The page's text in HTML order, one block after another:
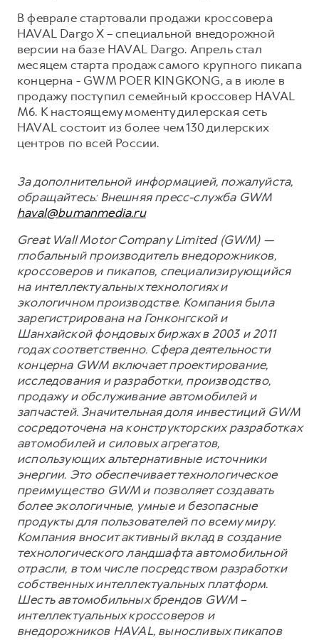
В феврале стартовали продажи кроссовера
HAVAL Dargo X – специальной внедорожной
версии на базе HAVAL Dargo. Апрель стал
месяцем старта продаж самого крупного пикапа
концерна - GWM POER KINGKONG, а в июле в
продажу поступил семейный кроссовер HAVAL
M6. К настоящему моменту дилерская сеть
HAVAL состоит из более чем 130 дилерских
центров по всей России.
За дополнительной информацией, пожалуйста,
обращайтесь: Внешняя пресс-служба GWM
haval@bumanmedia.ru
Great Wall Motor Company Limited (GWM) —
глобальный производитель внедорожников,
кроссоверов и пикапов, специализирующийся
на интеллектуальных технологиях и
экологичном производстве. Компания была
зарегистрирована на Гонконгской и
Шанхайской фондовых биржах в 2003 и 2011
годах соответственно. Сфера деятельности
концерна GWM включает проектирование,
исследования и разработки, производство,
продажу и обслуживание автомобилей и
запчастей. Значительная доля инвестиций GWM
сосредоточена на конструкторских разработках
автомобилей и силовых агрегатов,
использующих альтернативные источники
энергии. Это обеспечивает технологическое
преимущество GWM и позволяет создавать
более экологичные, умные и безопасные
продукты для пользователей по всему миру.
Компания вносит активный вклад в создание
технологического ландшафта автомобильной
отрасли, в том числе посредством разработки
собственных интеллектуальных платформ.
Шесть автомобильных брендов GWM –
интеллектуальных кроссоверов и
внедорожников HAVAL, выносливых пикапов